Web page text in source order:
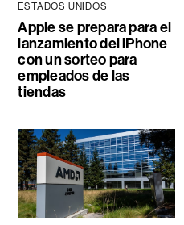
ESTADOS UNIDOS
Apple se prepara para el
lanzamiento del iPhone
con un sorteo para
empleados de las
tiendas